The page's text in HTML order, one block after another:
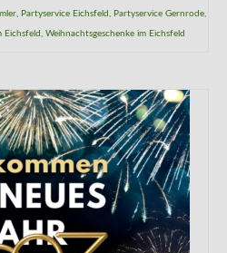
, Partyservice Eichsfeld , Partyservice Gernrode,
Eichsfeld , Weihnachtsgeschenke im Eichsfeld